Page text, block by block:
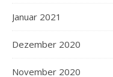
Januar 2021
Dezember 2020
November 2020